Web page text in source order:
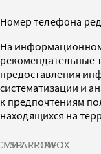
Номер телефона
На
рекомендательные
предоставления
систематизации и
к предпочтениям
находящихся на
SPARROWINFOX